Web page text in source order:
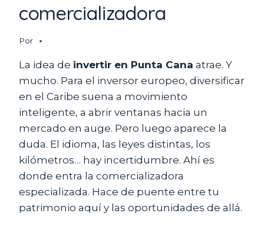
comercializadora
Por
La idea de invertir en Punta Cana atrae. Y
mucho. Para el inversor europeo, diversificar
en el Caribe suena a movimiento
inteligente, a abrir ventanas hacia un
mercado en auge. Pero luego aparece la
duda. El idioma, las leyes distintas, los
kilómetros… hay incertidumbre. Ahí es
donde entra la comercializadora
especializada. Hace de puente entre tu
patrimonio aquí y las oportunidades de allá.